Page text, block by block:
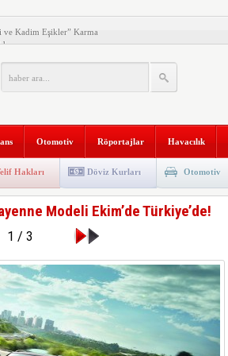
ve Kadim Eşikler” Karma
instax mini 99’un
Stratejik Ortaklık Kurdu
Temizliyor: Qrevo Curv
Sivas’ta Açtı
Trafiğine Dijital Çözüm: PEYK
İvmesini Sürdürüyor
Hub M200 Türkiye’de
Otomotiv Röportajlar Havacılık
Hakları Döviz Kurları Otomotiv
Modeli Ekim’de Türkiye’de!
1 / 3